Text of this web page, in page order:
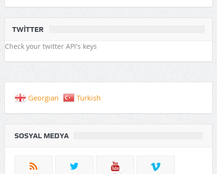
TWITTER
Check your twitter API's keys
Georgian Turkish
SOSYAL MEDYA